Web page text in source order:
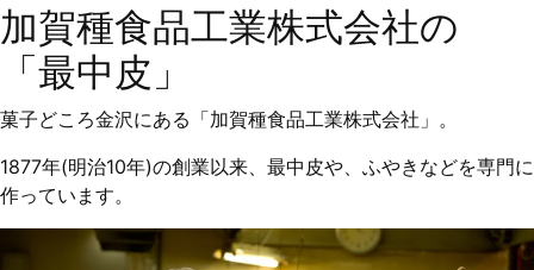
加賀種食品工業株式会社の
「最中皮」
菓子どころ金沢にある「加賀種食品工業株式会社」。
1877年(明治10年)の創業以来、最中皮や、ふやきなどを専門に
作っています。